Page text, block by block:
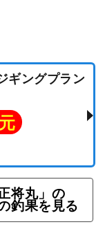
ギングプラン
正将丸」の
釣果を見る